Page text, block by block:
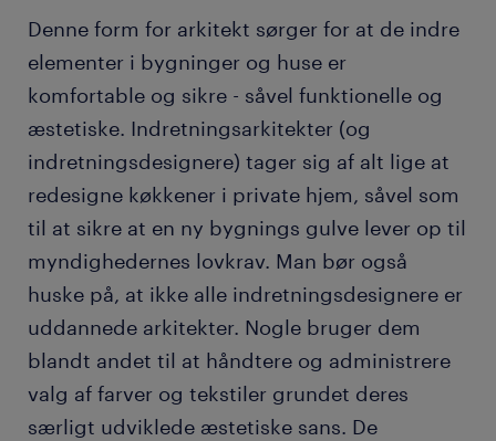
Denne form for arkitekt sørger for at de indre
elementer i bygninger og huse er
komfortable og sikre - såvel funktionelle og
æstetiske. Indretningsarkitekter (og
indretningsdesignere) tager sig af alt lige at
redesigne køkkener i private hjem, såvel som
til at sikre at en ny bygnings gulve lever op til
myndighedernes lovkrav. Man bør også
huske på, at ikke alle indretningsdesignere er
uddannede arkitekter. Nogle bruger dem
blandt andet til at håndtere og administrere
valg af farver og tekstiler grundet deres
særligt udviklede æstetiske sans. De